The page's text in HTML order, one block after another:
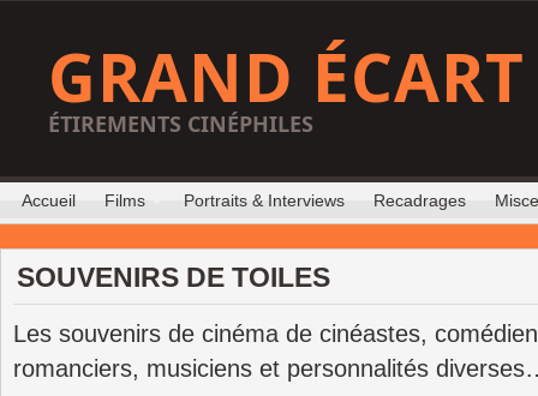
GRAND ÉCART
ÉTIREMENTS CINÉPHILES
Accueil Films Portraits & Interviews Recadrages
SOUVENIRS DE TOILES
Les souvenirs de cinéma de cinéastes,
romanciers, musiciens et personnalités